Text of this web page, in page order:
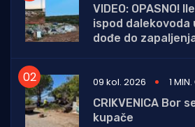
VIDEO: OPASNO!
ispod dalekovoda
dođe do
09 kol. 2026
1
CRIKVENICA Bor
kupače